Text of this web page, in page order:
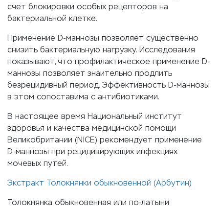
счет блокировки особых рецепторов на
бактериальной клетке.
Применение D-маннозы позволяет существенно
снизить бактериальную нагрузку. Исследования
показывают, что профилактическое применение D-
маннозы позволяет знаительно продлить
безрецидивный период. Эффективность D-маннозы
в этом сопоставима с антибиотиками.
В настоящее время Национальный институт
здоровья и качества медицинской помощи
Великобритании (NICE) рекомендует применение
D-маннозы при рецидивирующих инфекциях
мочевых путей.
Экстракт Толокнянки обыкновенной (Арбутин)
Толокнянка обыкновенная или по-латыни